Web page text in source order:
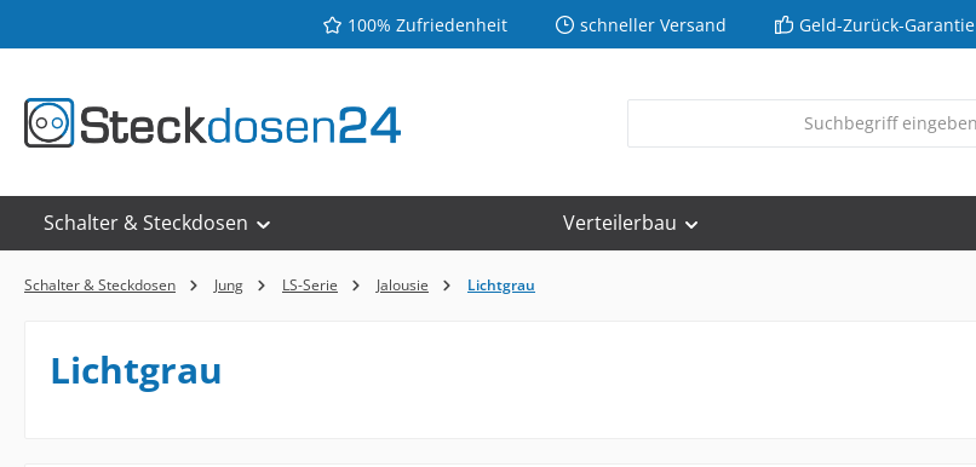
100% Zufriedenheit schneller Versand Geld-Zurück-Garantie
Schalter & Steckdosen Verteilerbau
Schalter & Steckdosen Jung LS-Serie Jalousie Lichtgrau
Lichtgrau